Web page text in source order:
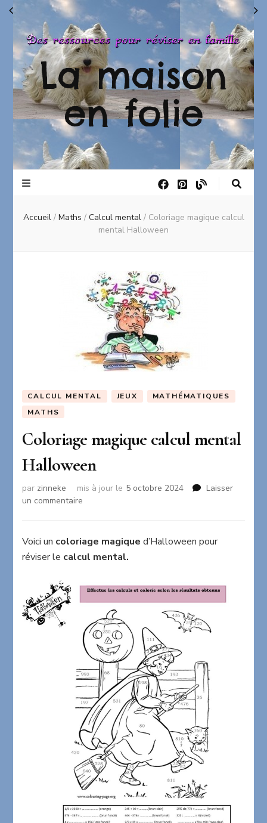
La maison
en folie
Accueil / Maths / Calcul mental / Coloriage magique calcul
mental Halloween
CALCUL MENTAL JEUX
MATHÉMATIQUES
MATHS
Coloriage magique calcul mental
Halloween
par zinneke mis à jour le 5 octobre 2024
Laisser
un commentaire
calcul
Halloween
Voici un coloriage magique d’Halloween pour
réviser le calcul mental.